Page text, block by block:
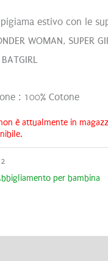
estivo con le
WOMAN, SUPER
: 100% Cotone
è attualmente in
per bambina